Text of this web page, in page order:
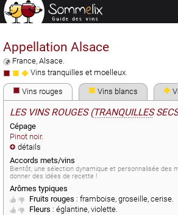
Appellation Alsace
France, Alsace.
Vins tranquilles et moelleux.
Vins rouges Vins blancs
LES VINS ROUGES (TRANQUILLES
Cépage
Pinot noir.
détails
Accords mets/vins
Bientôt, une sélection dynamique et personnalisée des
donner des idées de recette !
Arômes typiques
Fruits rouges : framboise, groseille, cerise.
Fleurs : églantine, violette.
Site en jachère - Pour historique et